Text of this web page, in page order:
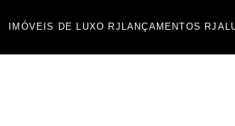
IMÓVEIS DE LUXO RJ LANÇAMENTOS RJ